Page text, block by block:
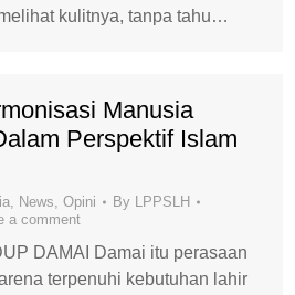
kulitnya, tanpa tahu…
Manusia
Perspektif Islam
, News, Opini By LPPSLH
a comment
DAMAI Damai itu perasaan
terpenuhi kebutuhan lahir